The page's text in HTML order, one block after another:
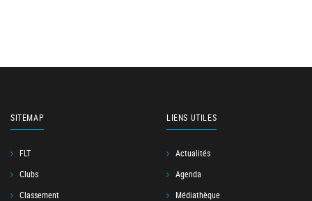
SITEMAP
FLT
Clubs
Classement
LIENS UTILES
Actualités
Agenda
Médiathèque